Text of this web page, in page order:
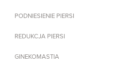
PODNIESIENIE PIERSI
REDUKCJA PIERSI
GINEKOMASTIA